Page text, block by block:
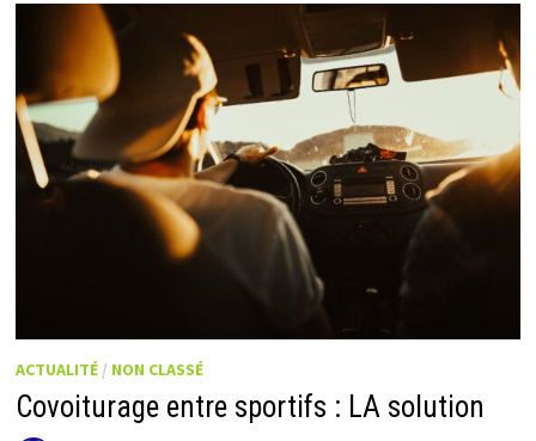
ACTUALITÉ / NON CLASSÉ
Covoiturage entre sportifs : LA solution